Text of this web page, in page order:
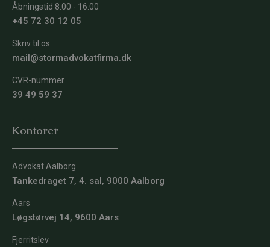
Åbningstid 8.00 - 16.00
+45 72 30 12 05
Skriv til os
mail@stormadvokatfirma.dk
CVR-nummer
39 49 59 37
Kontorer
Advokat Aalborg
Tankedraget 7, 4. sal, 9000 Aalborg
Aars
Løgstørvej 14, 9600 Aars
Fjerritslev